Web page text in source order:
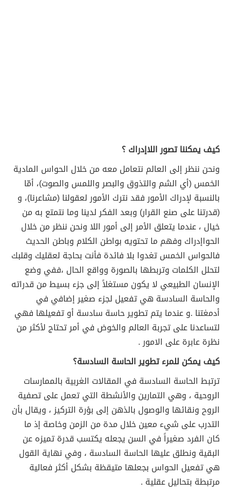
كيف يمكننا تصور اللاإدراك ؟
ونحن ننظر إلى العالم نتعامل معه من خلال الحواس المادية
الخمس (أي الشم والتذوق والبصر واللمس والصوت)، أمّا
بالنسبة لإدراك الأمور فقد نترك الأمور لعقولنا (مشاعرنا)، و
(قدرتنا على صنع القرار) وبعد الفكر لدينا وما نتمتع به من
خيال ، عندما يتعلق الأمر إلى أمور اللا ونحن ننظر من خلال
الحواإدراك وفهم ما تحتويه بواطن الكلام وباطن الحديث
فالحواس الخمس تغدوا بلا فائدة فأنت بحاجة لعقليك وقلبك
لتحلل الكلمات وتربطها بالصورة وواقع الحال ،ففي وضع
الإنسان الطبيعي لا يكون مستغلاً إلى جزء بسيط من قدراته
والحاسة السادسة هي تفعيل لجزء صغير إضافي في
أدمغتنا .و عندما يتم تطوير حاسة سادسة أو تفعيلها فهي
لتساعدنا على تجربة العالم والخوض في أمر تحتاج لأكثر من
نظرة عابرة على الامور .
كيف يمكن للمرء تطوير الحاسة السادسة؟
ترتبط الحاسة السادسة في المقالات الغربية بالممارسات
الروحية ، وهي التمارين والأنشطة التي تعمل على تصفية
الروح ونقائها والوصول بالذهن إلى بؤرة التركيز ، ويقال بأن
التدرب على شيء معين خلال مدة من الزمن وخاصة إذ ما
كان الفرد صغيراً في السن يجعله يكتسب قدرة تميزه عن
البقية ونطلق عليها الحاسة السادسة ، وفي نهاية القول
هي تفعيل الحواس بجعلها متيقظة بشكل أكثر فعالية
مرتبطة بتحاليل عقلية .